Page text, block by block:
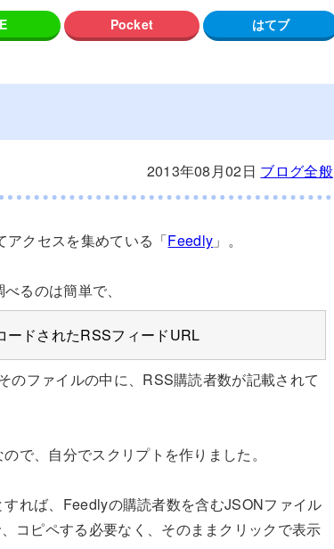
2013年08月02日 ブログ全般
クセスを集めている「Feedly 」。
るのは簡単で、
ードされたRSSフィードURL
のファイルの中に、RSS購読者数が記載されて
で、自分でスクリプトを作りました。
れば、Feedlyの購読者数を含むJSONファイル
コピペする必要なく、そのままクリックで表示